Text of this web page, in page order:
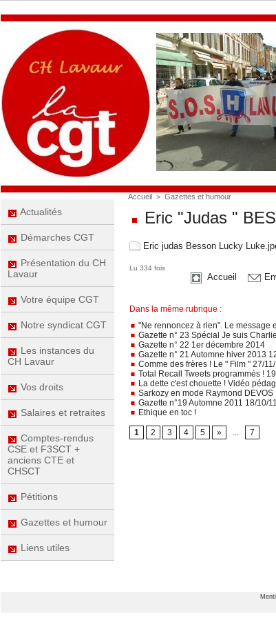
Actualités
Démarches CGT
Présentation du CH
Lavaur
Votre équipe CGT
Notre syndicat CGT
Les instances du
CH Lavaur
Vos droits
Salaires et retraites
Comptes-rendus
CSE et F3SCT +
anciens CTE et
CHSCT
Pétitions
Gazettes et humour
Liens utiles
Accueil > Gazettes et humour
Eric "Judas "
Eric judas Besson Lucky
Lu 334 fois
Accueil
Dans la même rubrique :
"Ne rennoncez à rien". Le message
Gazette n° 23 Spécial Je suis
Gazette n° 22 1er décembre 2014
Gazette n° 21 Automne hiver 2013
Comme des frères ! Le " Film " 27/
Total Recall Tweets programmés !
La dette c'est chouette ! Vidéo
Sarkozy en mode Raymond DEVOS
Gazette n°19 Automne 2011 18/10/11
Ethique en toc !
1 2 3 4 5 » 7